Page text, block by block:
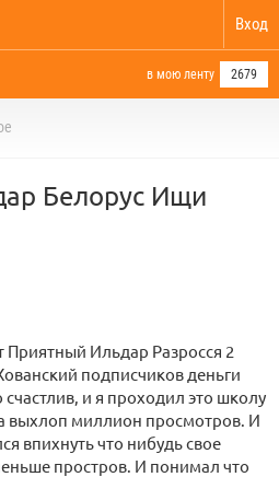
Вход
в мою ленту 2679
Белорус Ищи
Приятный Ильдар Разросся 2
подписчиков деньги
и я проходил это школу
выхлоп миллион просмотров. И
впихнуть что нибудь свое
простров. И понимал что